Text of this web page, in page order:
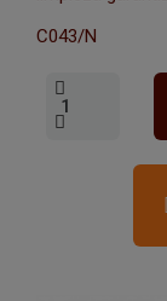
C043/N